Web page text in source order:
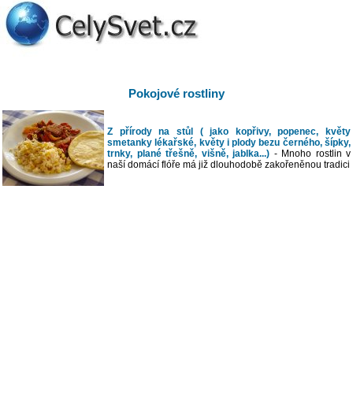
Pokojové rostliny
Z přírody na stůl ( jako kopřivy, popenec, květy
smetanky lékařské, květy i plody bezu černého, šípky,
trnky, plané třešně, višně, jablka...) - Mnoho rostlin v
naší domácí flóře má již dlouhodobě zakořeněnou tradici